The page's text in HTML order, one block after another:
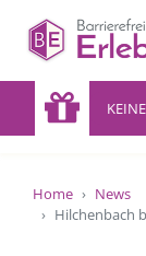
Home
News
Hilchenbach